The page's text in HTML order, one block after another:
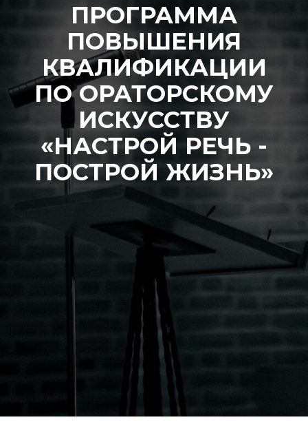
ПРОГРАММА
ПОВЫШЕНИЯ
КВАЛИФИКАЦИИ
ПО ОРАТОРСКОМУ
ИСКУССТВУ
«НАСТРОЙ РЕЧЬ -
ПОСТРОЙ ЖИЗНЬ»